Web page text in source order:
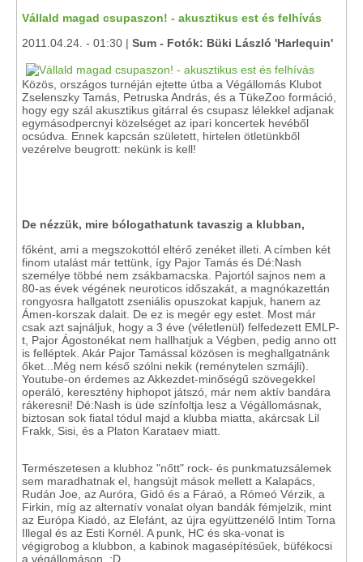
Vállald magad csupaszon! - akusztikus est és felhívás
2011.04.24. - 01:30 | Sum - Fotók: Büki László 'Harlequin'
Közös, országos turnéján ejtette útba a Végállomás Klubot
Zselenszky Tamás, Petruska András, és a TükeZoo formáció,
hogy egy szál akusztikus gitárral és csupasz lélekkel adjanak
egymásodpercnyi közelséget az ipari koncertek hevéből
ocsúdva. Ennek kapcsán született, hirtelen ötletünkből
vezérelve beugrott: nekünk is kell!
De nézzük, mire bólogathatunk tavaszig a klubban,
főként, ami a megszokottól eltérő zenéket illeti. A címben két
finom utalást már tettünk, így Pajor Tamás és Dé:Nash
személye többé nem zsákbamacska. Pajortól sajnos nem a
80-as évek végének neuroticos időszakát, a magnókazettán
rongyosra hallgatott zseniális opuszokat kapjuk, hanem az
Ámen-korszak dalait. De ez is megér egy estet. Most már
csak azt sajnáljuk, hogy a 3 éve (véletlenül) felfedezett EMLP-
t, Pajor Ágostonékat nem hallhatjuk a Végben, pedig anno ott
is felléptek. Akár Pajor Tamással közösen is meghallgatnánk
őket...Még nem késő szólni nekik (reménytelen szmájli).
Youtube-on érdemes az Akkezdet-minőségű szövegekkel
operáló, keresztény hiphopot játszó, már nem aktív bandára
rákeresni! Dé:Nash is üde színfoltja lesz a Végállomásnak,
biztosan sok fiatal tódul majd a klubba miatta, akárcsak Lil
Frakk, Sisi, és a Platon Karataev miatt.
Természetesen a klubhoz "nőtt" rock- és punkmatuzsálemek
sem maradhatnak el, hangsújt mások mellett a Kalapács,
Rudán Joe, az Auróra, Gidó és a Fáraó, a Rómeó Vérzik, a
Firkin, míg az alternatív vonalat olyan bandák fémjelzik, mint
az Európa Kiadó, az Elefánt, az újra együttzenélő Intim Torna
Illegal és az Esti Kornél. A punk, HC és ska-vonat is
végigrobog a klubbon, a kabinok magasépítésűek, büfékocsi
a végállomáson. :D